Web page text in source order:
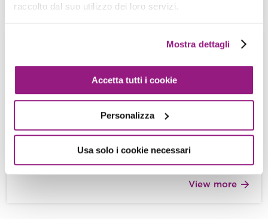
raccolto dal suo utilizzo dei loro servizi.
Mostra dettagli
Accetta tutti i cookie
Personalizza
Usa solo i cookie necessari
Autoscaling like a pro: come utilizzare
gli Auto Scaling Lifecycle Hooks di
E. Villa - S. Merlini - 04 Ottobre 2019
Vi è mai capitato di dover indagare le cause di un
arresto inaspettato di un’istanza EC2 appartenente
ad un Auto […]
View more